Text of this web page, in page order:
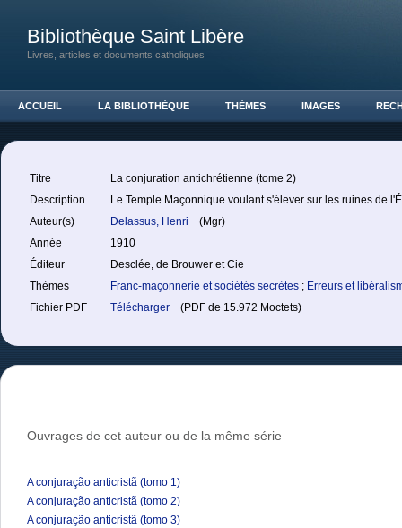
Bibliothèque Saint Libère
Livres, articles et documents catholiques
ACCUEIL LA BIBLIOTHÈQUE THÈMES IMAGES
Titre
La conjuration antichrétienne (tome 2)
Description
Le Temple Maçonnique voulant s'élever sur les ruines de
Auteur(s)
Delassus, Henri
(Mgr)
Année
1910
Éditeur
Desclée, de Brouwer et Cie
Thèmes
Franc-maçonnerie et sociétés secrètes ; Erreurs et
Fichier PDF
Télécharger (PDF de 15.972 Moctets)
Ouvrages de cet auteur ou de la même série
A conjuração anticristã (tomo 1)
A conjuração anticristã (tomo 2)
A conjuração anticristã (tomo 3)